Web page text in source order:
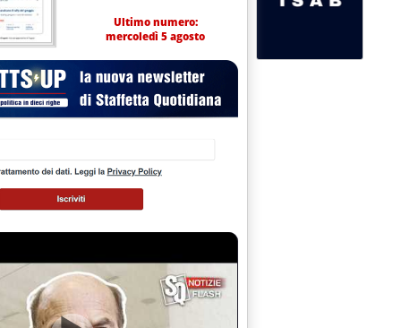
Ultimo numero:
mercoledì 5 agosto